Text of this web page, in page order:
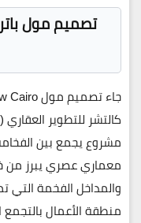
تصميم
جاء تصميممول Patterns New Cairo
كالتشر للتطوير العقاري (Kulture Developments)
مشروع يجمع بين
معماري عصرييبرز من
والمداخل الفخمة
منطقة الأعمال